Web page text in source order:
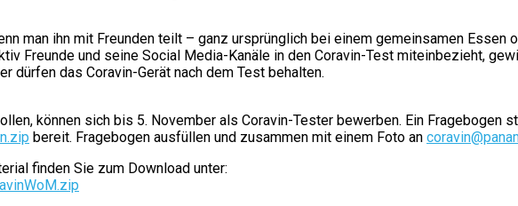
man ihn mit Freunden teilt – ganz ursprünglich bei einem gemeinsamen
Freunde und seine Social Media-Kanäle in den Coravin-Test miteinbezieht,
dürfen das Coravin-Gerät nach dem Test behalten.
können sich bis 5. November als Coravin-Tester bewerben. Ein Fragebogen
bereit. Fragebogen ausfüllen und zusammen mit einem Foto an
finden Sie zum Download unter: